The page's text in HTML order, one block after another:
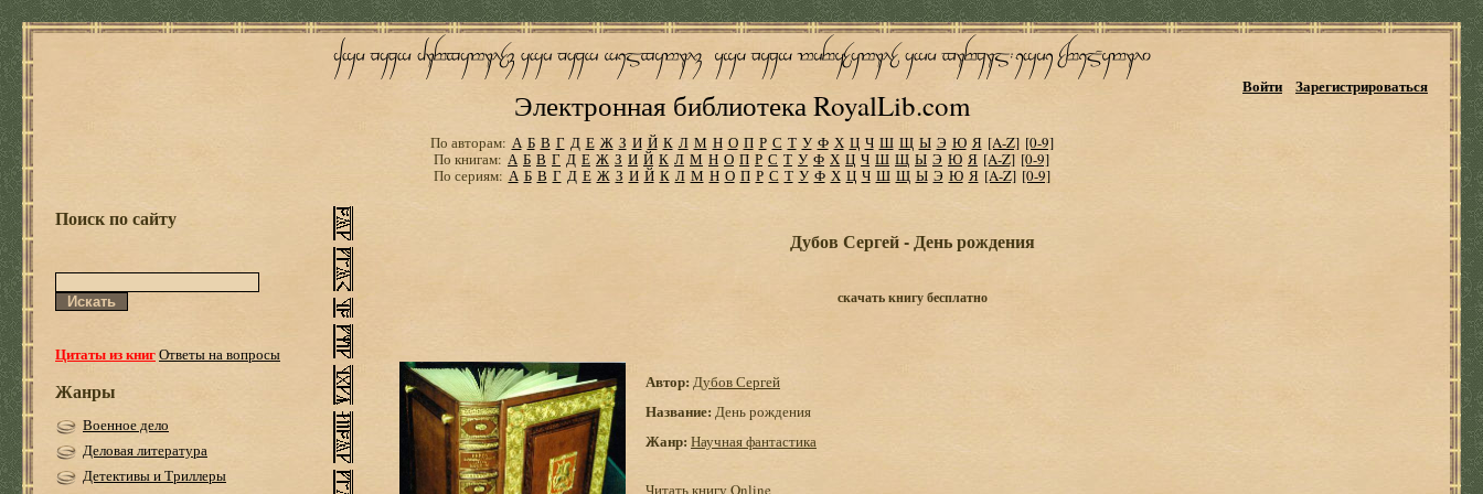
Электронная библиотека RoyalLib.com
Войти Зарегистрироваться
По авторам: А Б В Г Д Е Ж З И Й К Л М Н О П Р С Т У Ф Х Ц Ч Ш Щ Ы Э Ю Я [A-Z] [0-9]
По книгам: А Б В Г Д Е Ж З И Й К Л М Н О П Р С Т У Ф Х Ц Ч Ш Щ Ы Э Ю Я [A-Z] [0-9]
По сериям: А Б В Г Д Е Ж З И Й К Л М Н О П Р С Т У Ф Х Ц Ч Ш Щ Ы Э Ю Я [A-Z] [0-9]
Поиск по сайту
Цитаты из книгОтветы на вопросы
Жанры
Военное дело
Деловая литература
Детективы и Триллеры
Дубов Сергей - День рождения
скачать книгу бесплатно
Автор: Дубов Сергей
Название: День рождения
Жанр: Научная фантастика
Читать книгу Online